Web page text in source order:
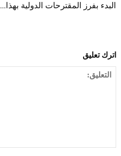
البدء بفرز المقترحات الدولية بهذا...
اترك تعليق